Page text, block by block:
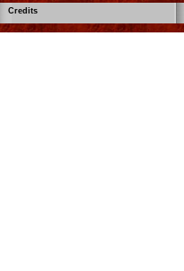
Credits